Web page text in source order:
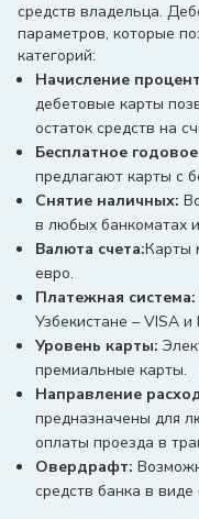
средств владельца.
параметров, которые
категорий:
Начисление
дебетовые карты
остаток средств на
Бесплатное
предлагают карты с
Снятие наличных:
в любых банкоматах
Валюта счета:Карты
евро.
Платежная система:
Узбекистане – VISA и
Уровень карты:
премиальные карты.
Направление
предназначены для
оплаты проезда в
Овердрафт:
средств банка в